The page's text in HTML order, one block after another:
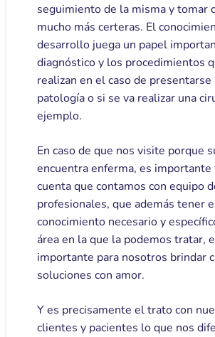
seguimiento de la misma y tomar
mucho más certeras. El
desarrollo juega un papel
diagnóstico y los procedimientos
realizan en el caso de presentarse
patología o si se va realizar una
ejemplo.
En caso de que nos visite porque
encuentra enferma, es importante
cuenta que contamos con equipo
profesionales, que además tener
conocimiento necesario y
área en la que la podemos tratar,
importante para nosotros brindar
soluciones con amor.
Y es precisamente el trato con
clientes y pacientes lo que nos